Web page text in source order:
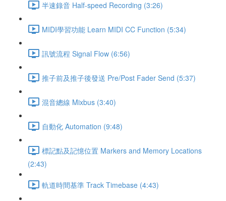
半速錄音 Half-speed Recording (3:26)
MIDI學習功能 Learn MIDI CC Function (5:34)
訊號流程 Signal Flow (6:56)
推子前及推子後發送 Pre/Post Fader Send (5:37)
混音總線 Mixbus (3:40)
自動化 Automation (9:48)
標記點及記憶位置 Markers and Memory Locations
(2:43)
軌道時間基準 Track Timebase (4:43)